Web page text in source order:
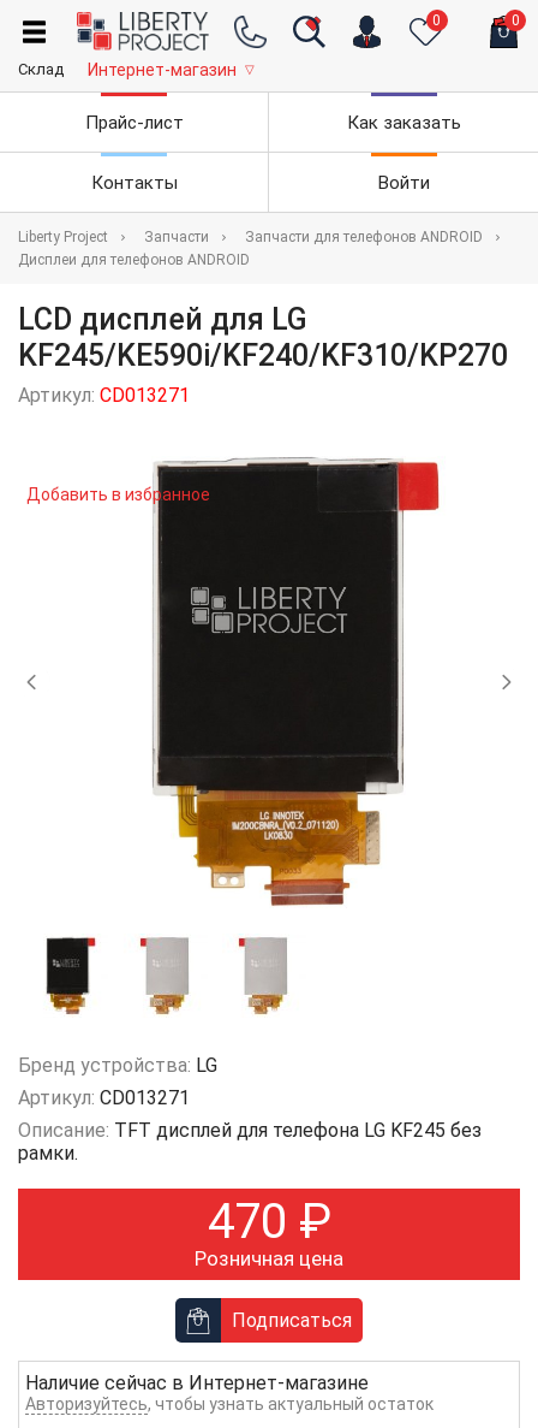
0 0
Склад Интернет-магазин ▽
Прайс-лист Как заказать
Контакты Войти
Liberty Project Запчасти
Запчасти для телефонов ANDROID
Дисплеи для телефонов ANDROID
LCD дисплей для LG
KF245/KE590i/KF240/KF310/KP270
Артикул: CD013271
Добавить в избранное
Бренд устройства: LG
Артикул: CD013271
Описание: TFT дисплей для телефона LG KF245 без
рамки.
470 ₽
Розничная цена
Подписаться
Наличие сейчас в Интернет-магазине
Авторизуйтесь, чтобы узнать актуальный остаток